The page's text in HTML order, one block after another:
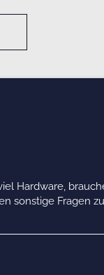
Hardware,
sonstige Fragen zu